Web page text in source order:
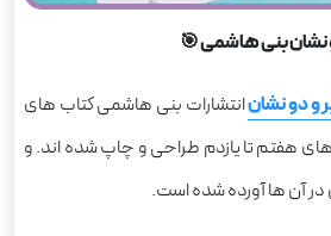
بنی هاشمی 🎯
و دو نشانانتشارات بنی هاشمی کتاب های
هفتم تا یازدم طراحی و چاپ شده اند. و
آن ها آورده شده است.